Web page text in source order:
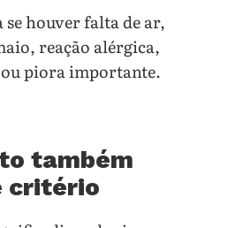
se houver falta de ar,
reação alérgica,
piora importante.
também
critério